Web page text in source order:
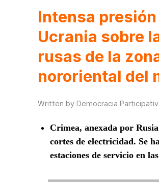
Intensa
Ucrania sobre
rusas de la
nororiental del
Written by Democracia
Crimea, anexada por
cortes de electricidad. Se
estaciones de servicio en